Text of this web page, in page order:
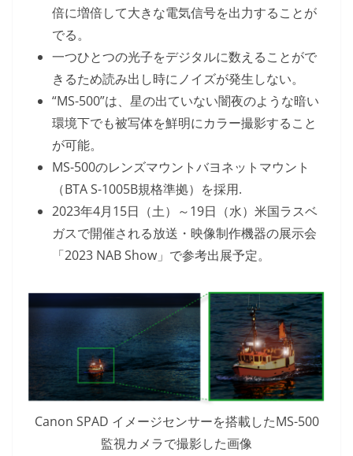
倍に増倍して大きな電気信号を出力することが
でる。
一つひとつの光子をデジタルに数えることがで
きるため読み出し時にノイズが発生しない。
“MS-500”は、星の出ていない闇夜のような暗い
環境下でも被写体を鮮明にカラー撮影すること
が可能。
MS-500のレンズマウントバヨネットマウント
（BTA S-1005B規格準拠）を採用.
2023年4月15日（土）～19日（水）米国ラスベ
ガスで開催される放送・映像制作機器の展示会
「2023 NAB Show」で参考出展予定。
Canon SPAD イメージセンサーを搭載したMS-500
監視カメラで撮影した画像